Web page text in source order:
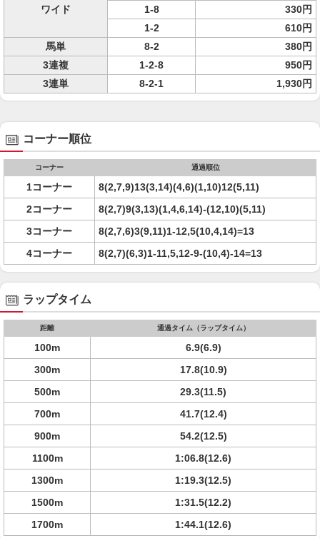
ワイド
1-8
330円
1-2
610円
馬単
8-2
380円
3連複
1-2-8
950円
3連単
8-2-1 1,930円
コーナー順位
コーナー 通過順位
1コーナー
8(2,7,9)13(3,14)(4,6)(1,10)12(5,11)
2コーナー
8(2,7)9(3,13)(1,4,6,14)-(12,10)(5,11)
3コーナー
8(2,7,6)3(9,11)1-12,5(10,4,14)=13
4コーナー
8(2,7)(6,3)1-11,5,12-9-(10,4)-14=13
ラップタイム
距離 通過タイム（ラップタイム）
100m
6.9(6.9)
300m
17.8(10.9)
500m
29.3(11.5)
700m
41.7(12.4)
900m
54.2(12.5)
1100m
1:06.8(12.6)
1300m
1:19.3(12.5)
1500m
1:31.5(12.2)
1700m
1:44.1(12.6)